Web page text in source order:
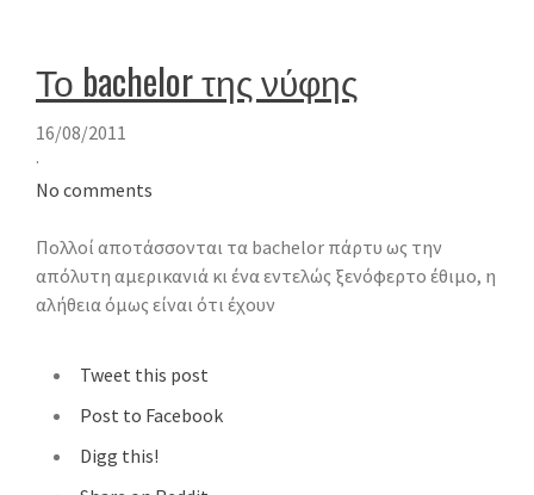
Το bachelor της νύφης
16/08/2011
·
No comments
Πολλοί αποτάσσονται τα bachelor πάρτυ ως την
απόλυτη αμερικανιά κι ένα εντελώς ξενόφερτο έθιμο, η
αλήθεια όμως είναι ότι έχουν
Tweet this post
Post to Facebook
Digg this!